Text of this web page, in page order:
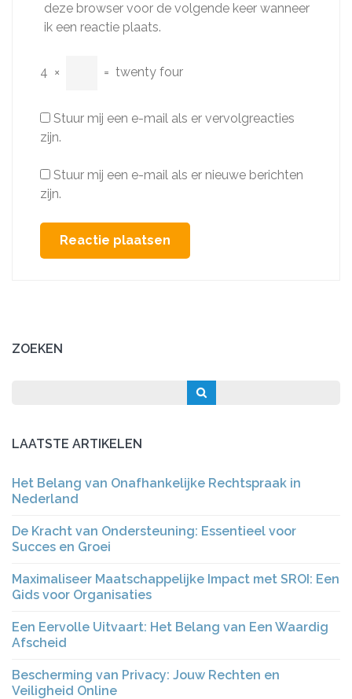
deze browser voor de volgende keer wanneer
ik een reactie plaats.
4 × = twenty four
Stuur mij een e-mail als er vervolgreacties
zijn.
Stuur mij een e-mail als er nieuwe berichten
zijn.
ZOEKEN
LAATSTE ARTIKELEN
Het Belang van Onafhankelijke Rechtspraak in
Nederland
De Kracht van Ondersteuning: Essentieel voor
Succes en Groei
Maximaliseer Maatschappelijke Impact met SROI: Een
Gids voor Organisaties
Een Eervolle Uitvaart: Het Belang van Een Waardig
Afscheid
Bescherming van Privacy: Jouw Rechten en
Veiligheid Online